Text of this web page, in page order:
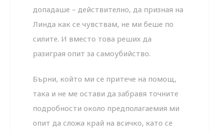
допадаше – действително, да призная на
Линда как се чувствам, не ми беше по
силите. И вместо това реших да
разиграя опит за самоубийство.
Бърни, който ми се притече на помощ,
така и не ме остави да забравя точните
подробности около предполагаемия ми
опит да сложа край на всичко, като се